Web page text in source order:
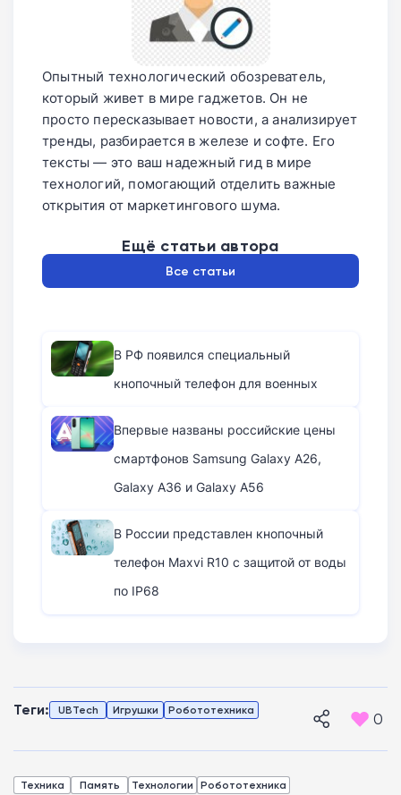
Опытный технологический обозреватель,
который живет в мире гаджетов. Он не
просто пересказывает новости, а анализирует
тренды, разбирается в железе и софте. Его
тексты — это ваш надежный гид в мире
технологий, помогающий отделить важные
открытия от маркетингового шума.
Ещё статьи автора
Все статьи
В РФ появился специальный
кнопочный телефон для военных
Впервые названы российские цены
смартфонов Samsung Galaxy A26,
Galaxy A36 и Galaxy A56
В России представлен кнопочный
телефон Maxvi R10 с защитой от воды
по IP68
Теги: UBTech Игрушки Робототехника 0
Техника Память Технологии Робототехника